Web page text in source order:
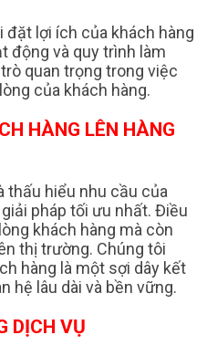
đặt lợi ích của khách hàng
động và quy trình làm
quan trọng trong việc
của khách hàng.
HÀNG LÊN HÀNG
thấu hiểu nhu cầu của
pháp tối ưu nhất. Điều
khách hàng mà còn
thị trường. Chúng tôi
hàng là một sợi dây kết
hệ lâu dài và bền vững.
DỊCH VỤ